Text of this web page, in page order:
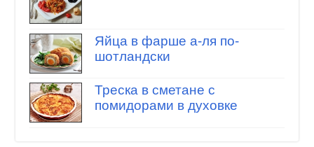
Яйца в фарше а-ля по-
шотландски
Треска в сметане с
помидорами в духовке